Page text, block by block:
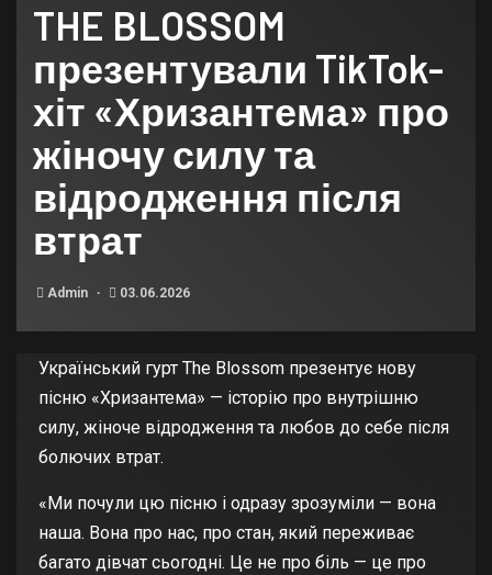
THE BLOSSOM
презентували TikTok-
хіт «Хризантема» про
жіночу силу та
відродження після
втрат
Admin 03.06.2026
Український гурт The Blossom презентує нову
пісню «Хризантема» — історію про внутрішню
силу, жіноче відродження та любов до себе після
болючих втрат.
«Ми почули цю пісню і одразу зрозуміли — вона
наша. Вона про нас, про стан, який переживає
багато дівчат сьогодні. Це не про біль — це про